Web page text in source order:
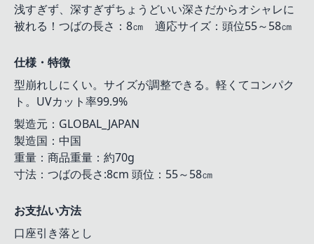
浅すぎず、深すぎずちょうどいい深さだからオシャレに
被れる！つばの長さ：8㎝ 適応サイズ：頭位55～58㎝
仕様・特徴
型崩れしにくい。サイズが調整できる。軽くてコンパク
ト。UVカット率99.9%
製造元：GLOBAL_JAPAN
製造国：中国
重量：商品重量：約70g
寸法：つばの長さ:8cm 頭位：55～58㎝
お支払い方法
口座引き落とし